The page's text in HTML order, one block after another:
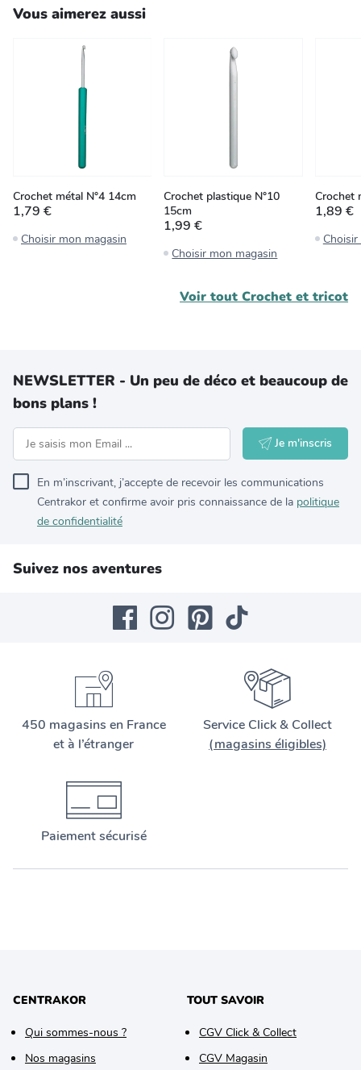
Vous aimerez aussi
Crochet métal N°4 14cm
1,79 €
Choisir mon magasin
Crochet plastique N°10
15cm
1,99 €
Choisir mon magasin
Crochet
1,89 €
Voir tout Crochet et tricot
NEWSLETTER - Un peu de déco et beaucoup de
bons plans !
Je m'inscris
En m’inscrivant, j’accepte de recevoir les communications
Centrakor et confirme avoir pris connaissance de la politique
de confidentialité
Suivez nos aventures
450 magasins en France
et à l’étranger
Service Click & Collect
(magasins éligibles)
Paiement sécurisé
CENTRAKOR
Qui sommes-nous ?
Nos magasins
TOUT SAVOIR
CGV Click & Collect
CGV Magasin